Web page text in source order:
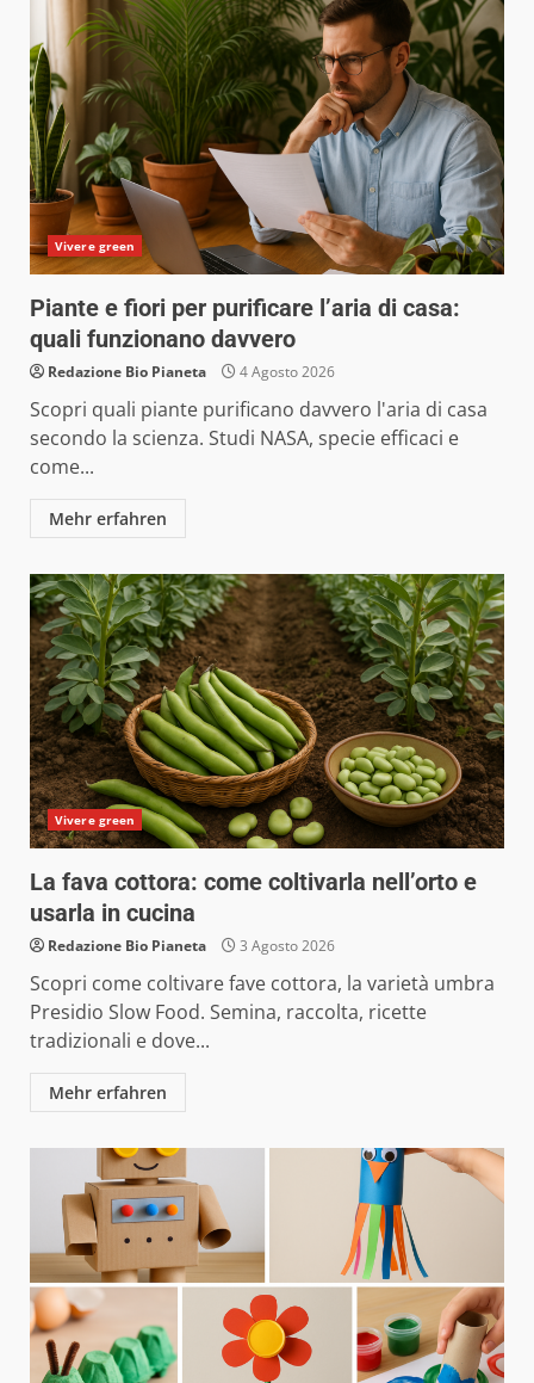
Vivere green
Piante e fiori per purificare l’aria di casa:
quali funzionano davvero
Redazione Bio Pianeta 4 Agosto 2026
Scopri quali piante purificano davvero l'aria di casa
secondo la scienza. Studi NASA, specie efficaci e
come...
Mehr erfahren
Vivere green
La fava cottora: come coltivarla nell’orto e
usarla in cucina
Redazione Bio Pianeta 3 Agosto 2026
Scopri come coltivare fave cottora, la varietà umbra
Presidio Slow Food. Semina, raccolta, ricette
tradizionali e dove...
Mehr erfahren